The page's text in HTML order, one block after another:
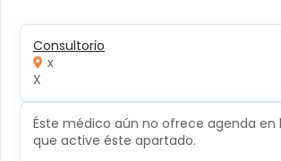
Consultorio
x
X
Éste médico aún no ofrece agenda en
que active éste apartado.